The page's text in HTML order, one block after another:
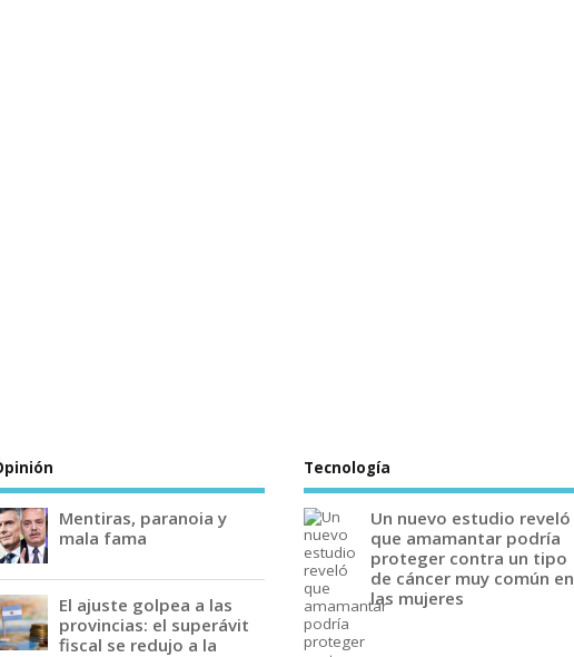
Mentiras, paranoia y
mala fama
El ajuste golpea a las
provincias: el superávit
fiscal se redujo a la
Tecnología
Un nuevo estudio reveló
que amamantar podría
proteger contra un tipo
de cáncer muy común en
las mujeres